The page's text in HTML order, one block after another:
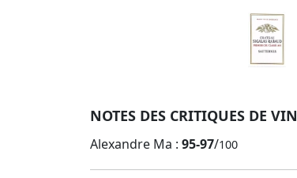
NOTES DES CRITIQUES DE VIN
Alexandre Ma : 95-97/100